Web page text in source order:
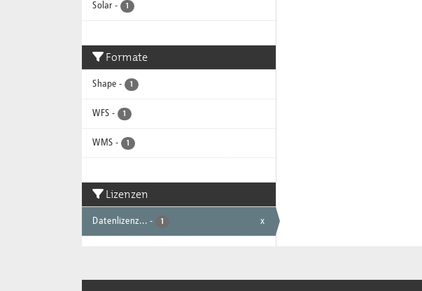
Solar - 1
Formate
Shape - 1
WFS - 1
WMS - 1
Lizenzen
Datenlizenz... - 1 x